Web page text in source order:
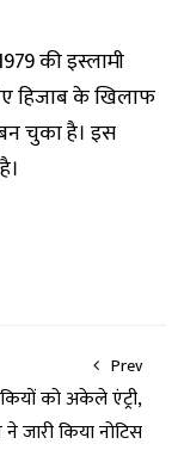
की इस्लामी
हिजाब के खिलाफ
चुका है। इस
Prev
को अकेले एंट्री,
ने जारी किया नोटिस